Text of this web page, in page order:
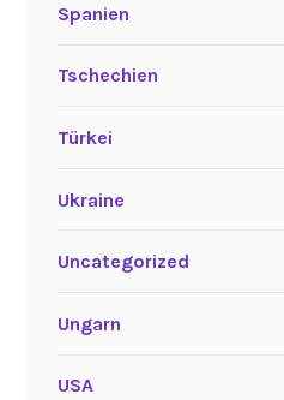
Spanien
Tschechien
Türkei
Ukraine
Uncategorized
Ungarn
USA